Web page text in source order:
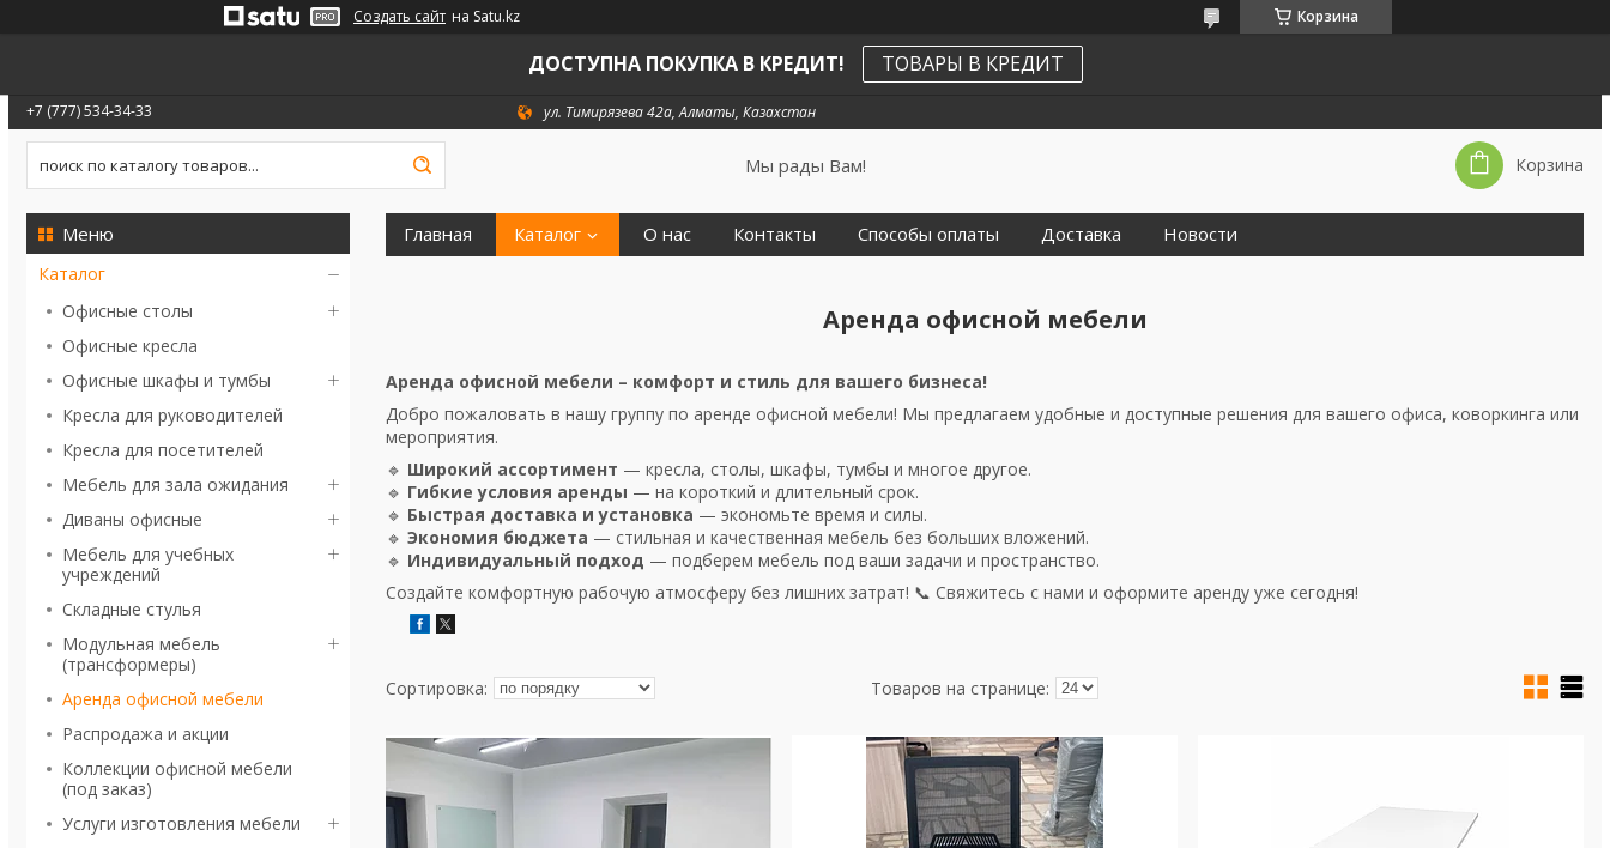
Создать сайт на Satu.kz Корзина
ДОСТУПНА ПОКУПКА В КРЕДИТ! ТОВАРЫ В КРЕДИТ
+7 (777) 534-34-33 ул. Тимирязева 42а, Алматы, Казахстан
Мы рады Вам! Корзина
Каталог
Офисные столы
Офисные кресла
Офисные шкафы и тумбы
Кресла для руководителей
Кресла для посетителей
Мебель для зала ожидания
Диваны офисные
Мебель для учебных
учреждений
Складные стулья
Модульная мебель
(трансформеры)
Аренда офисной мебели
Распродажа и акции
Коллекции офисной мебели
(под заказ)
Услуги изготовления мебели
Главная Каталог О нас Контакты Способы оплаты Доставка Новости
Аренда офисной мебели
Аренда офисной мебели – комфорт и стиль для вашего бизнеса!
Добро пожаловать в нашу группу по аренде офисной мебели! Мы предлагаем удобные и доступные решения для вашего офиса, коворкинга или
мероприятия.
🔹 Широкий ассортимент — кресла, столы, шкафы, тумбы и многое другое.
🔹 Гибкие условия аренды — на короткий и длительный срок.
🔹 Быстрая доставка и установка — экономьте время и силы.
🔹 Экономия бюджета — стильная и качественная мебель без больших вложений.
🔹 Индивидуальный подход — подберем мебель под ваши задачи и пространство.
Создайте комфортную рабочую атмосферу без лишних затрат! 📞 Свяжитесь с нами и оформите аренду уже сегодня!